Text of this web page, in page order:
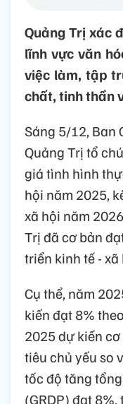
Quảng Trị xác
lĩnh vực văn
việc làm, tập
chất, tinh thần
Sáng 5/12, Ban
Quảng Trị tổ
giá tình hình
hội năm 2025,
xã hội năm
Trị đã cơ bản
triển kinh tế -
Cụ thể, năm
kiến đạt 8%
2025 dự kiến
tiêu chủ yếu so
tốc độ tăng
(GRDP) đạt